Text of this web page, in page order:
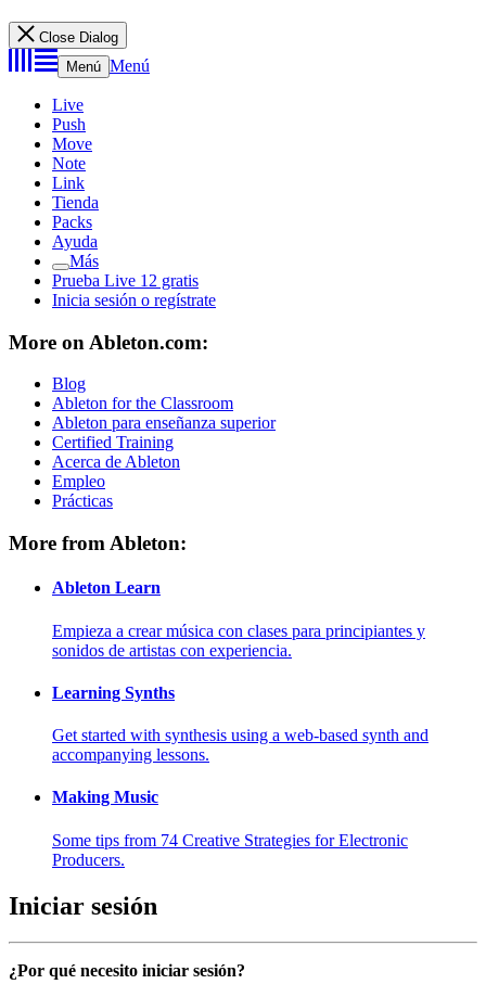
Close Dialog
Menú Menú
Live
Push
Move
Note
Link
Tienda
Packs
Ayuda
Más
Prueba Live 12 gratis
Inicia sesión o regístrate
More on Ableton.com:
Blog
Ableton for the Classroom
Ableton para enseñanza superior
Certified Training
Acerca de Ableton
Empleo
Prácticas
More from Ableton:
Ableton Learn
Empieza a crear música con clases para principiantes y
sonidos de artistas con experiencia.
Learning Synths
Get started with synthesis using a web-based synth and
accompanying lessons.
Making Music
Some tips from 74 Creative Strategies for Electronic
Producers.
Iniciar sesión
¿Por qué necesito iniciar sesión?